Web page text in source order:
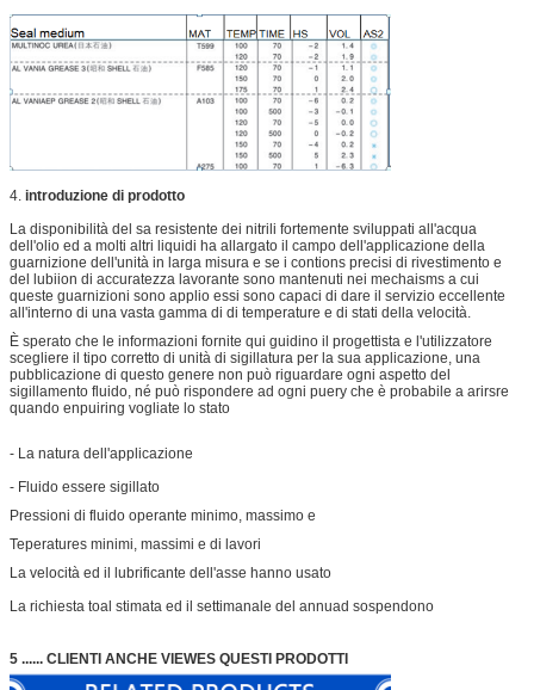
4. introduzione di prodotto
La disponibilità del sa resistente dei nitrili fortemente sviluppati all'acqua
dell'olio ed a molti altri liquidi ha allargato il campo dell'applicazione della
guarnizione dell'unità in larga misura e se i contions precisi di rivestimento e
del lubiion di accuratezza lavorante sono mantenuti nei mechaisms a cui
queste guarnizioni sono applio essi sono capaci di dare il servizio eccellente
all'interno di una vasta gamma di di temperature e di stati della velocità.
È sperato che le informazioni fornite qui guidino il progettista e l'utilizzatore
scegliere il tipo corretto di unità di sigillatura per la sua applicazione, una
pubblicazione di questo genere non può riguardare ogni aspetto del
sigillamento fluido, né può rispondere ad ogni puery che è probabile a arirsre
quando enpuiring vogliate lo stato
- La natura dell'applicazione
- Fluido essere sigillato
Pressioni di fluido operante minimo, massimo e
Teperatures minimi, massimi e di lavori
La velocità ed il lubrificante dell'asse hanno usato
La richiesta toal stimata ed il settimanale del annuad sospendono
5 ...... CLIENTI ANCHE VIEWES QUESTI PRODOTTI